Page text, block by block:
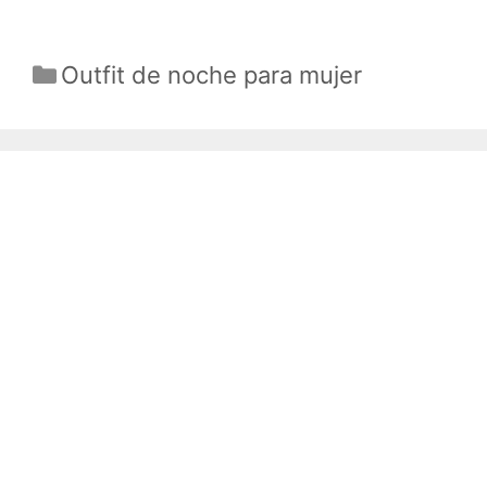
Categorías
Outfit de noche para mujer